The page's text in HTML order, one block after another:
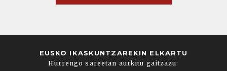
EUSKO IKASKUNTZAREKIN ELKARTU
Hurrengo sareetan aurkitu gaitzazu: